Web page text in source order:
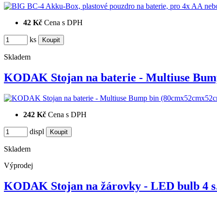
42 Kč Cena s DPH
ks
Skladem
KODAK Stojan na baterie - Multiuse
242 Kč Cena s DPH
displ
Skladem
Výprodej
KODAK Stojan na žárovky - LED bulb 4